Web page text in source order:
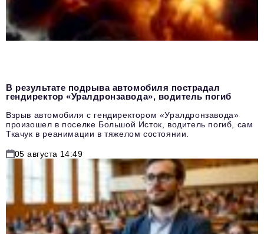
В результате подрыва автомобиля пострадал
гендиректор «Уралдронзавода», водитель погиб
Взрыв автомобиля с гендиректором «Уралдронзавода»
произошел в поселке Большой Исток, водитель погиб, сам
Ткачук в реанимации в тяжелом состоянии.
05 августа 14:49